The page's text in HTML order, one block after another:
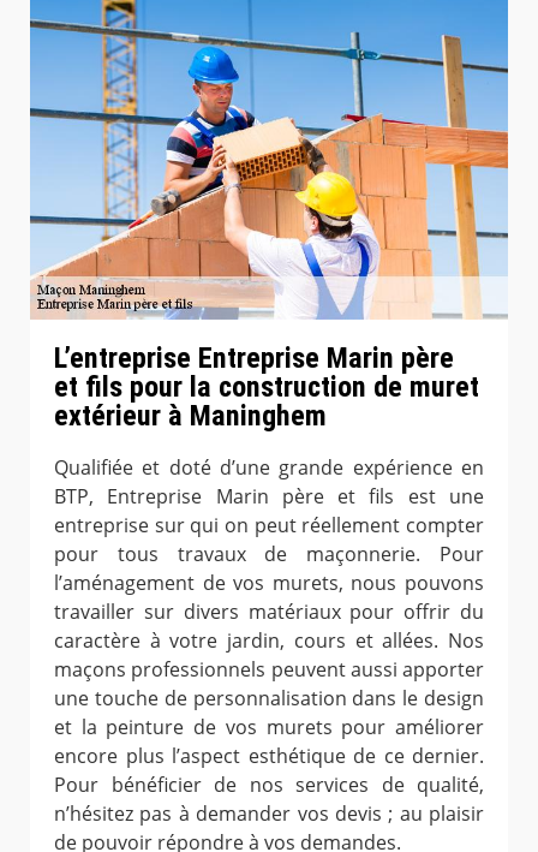
L’entreprise Entreprise Marin père
et fils pour la construction de muret
extérieur à Maninghem
Qualifiée et doté d’une grande expérience en
BTP, Entreprise Marin père et fils est une
entreprise sur qui on peut réellement compter
pour tous travaux de maçonnerie. Pour
l’aménagement de vos murets, nous pouvons
travailler sur divers matériaux pour offrir du
caractère à votre jardin, cours et allées. Nos
maçons professionnels peuvent aussi apporter
une touche de personnalisation dans le design
et la peinture de vos murets pour améliorer
encore plus l’aspect esthétique de ce dernier.
Pour bénéficier de nos services de qualité,
n’hésitez pas à demander vos devis ; au plaisir
de pouvoir répondre à vos demandes.